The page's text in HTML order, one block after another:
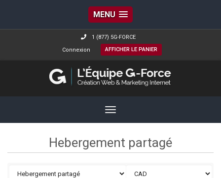
MENU
1 (877) 5G-FORCE
Connexion
AFFICHER LE PANIER
Navigation
Hebergement partagé